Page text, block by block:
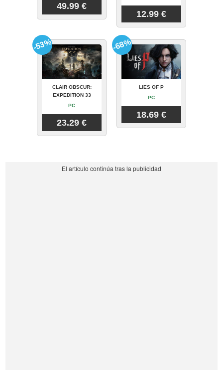
49.99 €
12.99 €
CLAIR OBSCUR:
EXPEDITION 33
PC
23.29 €
-53%
LIES OF P
PC
18.69 €
-68%